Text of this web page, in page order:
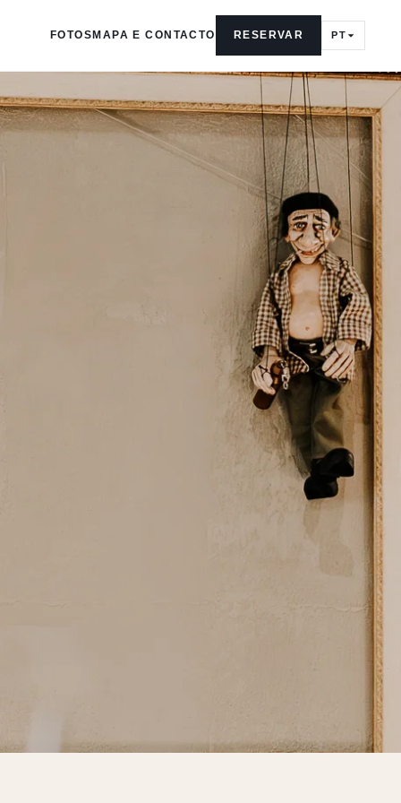
FOTOS MAPA E CONTACTO RESERVAR PT